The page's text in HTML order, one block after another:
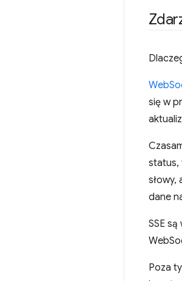
się w
status,
słowy,
dane
SSE
Poza